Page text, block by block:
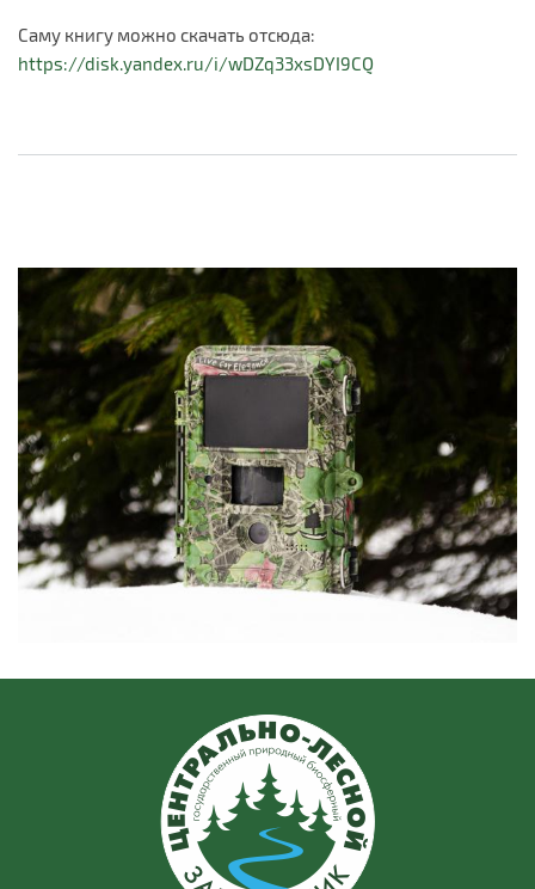
Саму книгу можно скачать отсюда:
https://disk.yandex.ru/i/wDZq33xsDYI9CQ